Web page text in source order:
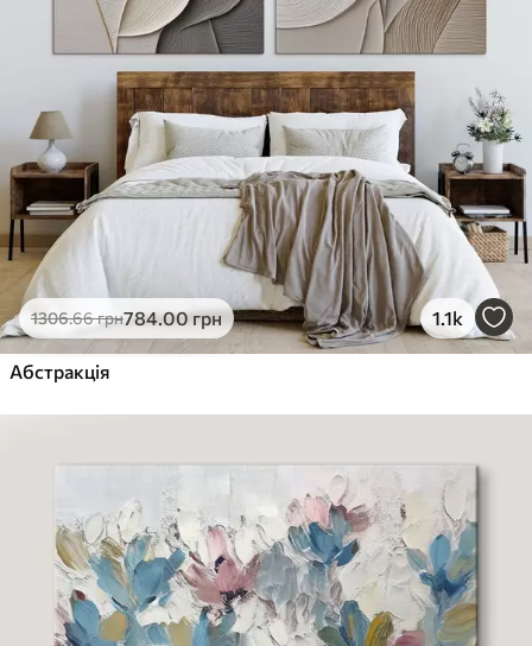
1306.66грн784.00грн 1.1k
Абстракція